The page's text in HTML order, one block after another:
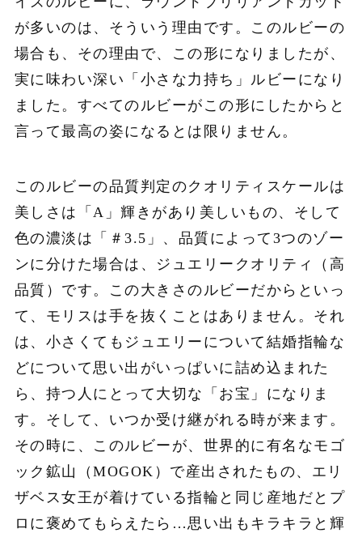
が多いのは、そういう理由です。このルビーの
場合も、その理由で、この形になりましたが、
実に味わい深い「小さな力持ち」ルビーになり
ました。すべてのルビーがこの形にしたからと
言って最高の姿になるとは限りません。
このルビーの品質判定のクオリティスケールは
美しさは「A」輝きがあり美しいもの、そして
色の濃淡は「＃3.5」、品質によって3つのゾー
ンに分けた場合は、ジュエリークオリティ（高
品質）です。この大きさのルビーだからといっ
て、モリスは手を抜くことはありません。それ
は、小さくてもジュエリーについて結婚指輪な
どについて思い出がいっぱいに詰め込まれた
ら、持つ人にとって大切な「お宝」になりま
す。そして、いつか受け継がれる時が来ます。
その時に、このルビーが、世界的に有名なモゴ
ック鉱山（MOGOK）で産出されたもの、エリ
ザベス女王が着けている指輪と同じ産地だとプ
ロに褒めてもらえたら…思い出もキラキラと輝